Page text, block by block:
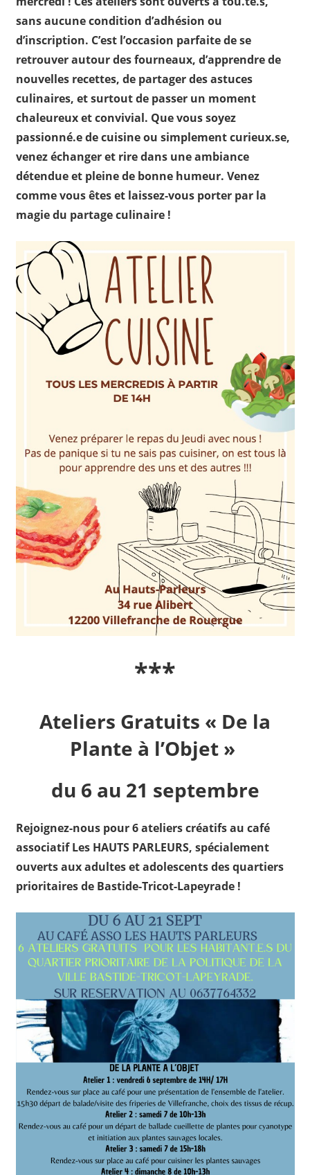
sans aucune condition d’adhésion ou
d’inscription. C’est l’occasion parfaite de se
retrouver autour des fourneaux, d’apprendre de
nouvelles recettes, de partager des astuces
culinaires, et surtout de passer un moment
chaleureux et convivial. Que vous soyez
passionné.e de cuisine ou simplement curieux.se,
venez échanger et rire dans une ambiance
détendue et pleine de bonne humeur. Venez
comme vous êtes et laissez-vous porter par la
magie du partage culinaire !
***
Ateliers Gratuits « De la
Plante à l’Objet »
du 6 au 21 septembre
Rejoignez-nous pour 6 ateliers créatifs au café
associatif Les HAUTS PARLEURS, spécialement
ouverts aux adultes et adolescents des quartiers
prioritaires de Bastide-Tricot-Lapeyrade !